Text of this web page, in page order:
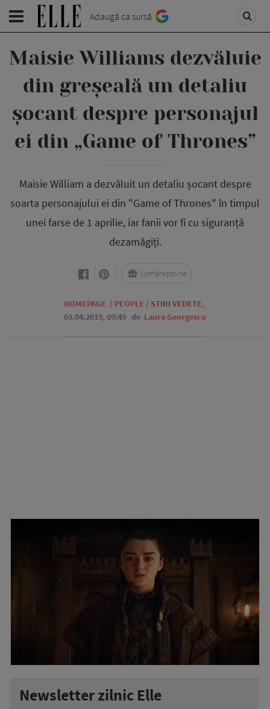
Adaugă ca sursă
Maisie Williams dezvăluie
din greșeală un detaliu
șocant despre personajul
ei din „Game of Thrones”
Maisie William a dezvăluit un detaliu șocant despre
soarta personajului ei din "Game of Thrones" în timpul
unei farse de 1 aprilie, iar fanii vor fi cu siguranță
dezamăgiți.
HOMEPAGE / PEOPLE / STIRI VEDETE,
03.04.2019, 09:49 de Laura Georgescu
Urmărește-ne
Newsletter zilnic Elle